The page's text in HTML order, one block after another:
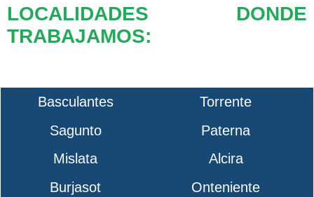
LOCALIDADES DONDE
TRABAJAMOS:
Basculantes
Torrente
Sagunto
Paterna
Mislata
Alcira
Burjasot
Onteniente